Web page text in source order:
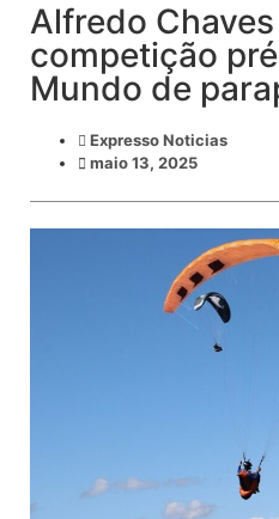
Alfredo
competição
Mundo de
Expresso Noticias
maio 13, 2025